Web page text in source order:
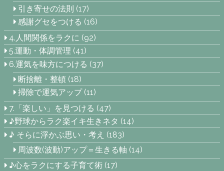
引き寄せの法則 (17)
感謝グセをつける (16)
4.人間関係をラクに (92)
5.運動・体調管理 (41)
6.運気を味方につける (37)
断捨離・整頓(18)
掃除で運気アップ(11)
7.「楽しい」を見つける (47)
♪野球からラク楽イキ生きネタ (14)
♪ そらに浮かぶ思い・考え (183)
周波数(波動)アップ＝生きる軸 (14)
♪心をラクにする子育て術 (17)